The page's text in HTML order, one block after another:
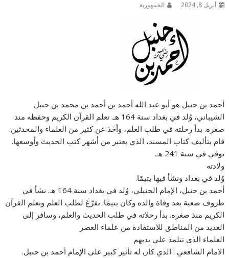
أبريل 8, 2024 الجمهورية
أحمد بن حنبل هو أبو عبد الله أحمد بن أحمد بن محمد بن حنبل
الشيباني، وُلد في بغداد سنة 164 هـ. تعلم القرآن الكريم وحفظه منذ
صغره. بدأ رحلته في طلب العلم، وأخذ عن كثير من العلماء والمحدثين.
قام بتأليف كتاب المسند، الذي يعتبر من أشهر كتب الحديث وأوسعها.
توفي في سنة 241 هـ.
ولادته
وُلد في بغداد ونشأ فيها يتيمًا.
أحمد بن حنبل، الإمام الحنبلي، وُلد في بغداد سنة 164 هـ. نشأ في
ظروف صعبة بعد وفاة والده وكان يتيمًا. تفرّغ لطلب العلم وتعلم القرآن
الكريم منذ صغره. بدأ رحلاته في طلب الحديث والعلم، وسافر إلى
العديد من المناطق للاستفادة من علماء العصر
العلماء الذي تتلمذ علي يديهم
الامام الشافعي : الذي كان له تأثير كبير على الإمام أحمد بن حنبل.